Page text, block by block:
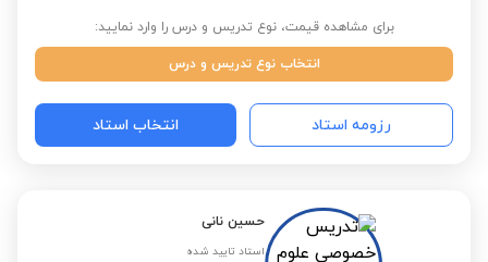
برای مشاهده قیمت، نوع تدریس و درس را وارد نمایید:
انتخاب نوع تدریس و درس
رزومه استاد انتخاب استاد
حسین نانی
استاد تایید شده